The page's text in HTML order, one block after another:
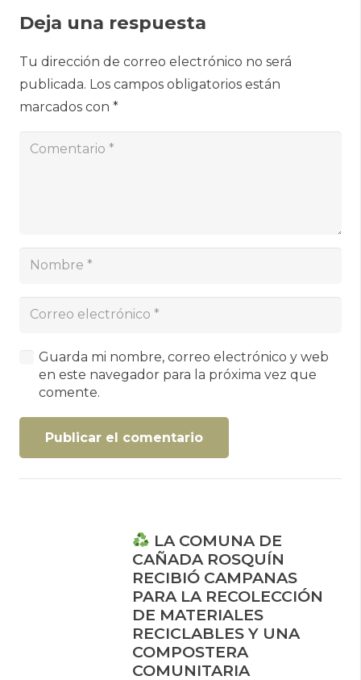
Deja una respuesta
Tu dirección de correo electrónico no será
publicada. Los campos obligatorios están
marcados con *
Guarda mi nombre, correo electrónico y web
en este navegador para la próxima vez que
comente.
Publicar el comentario
LA COMUNA DE
CAÑADA ROSQUÍN
RECIBIÓ CAMPANAS
PARA LA RECOLECCIÓN
DE MATERIALES
RECICLABLES Y UNA
COMPOSTERA
COMUNITARIA